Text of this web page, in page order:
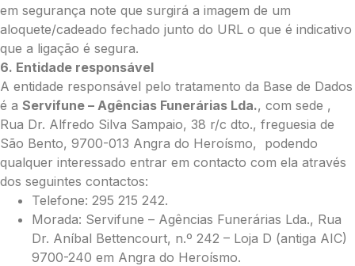
em segurança note que surgirá a imagem de um
aloquete/cadeado fechado junto do URL o que é indicativo
que a ligação é segura.
6. Entidade responsável
A entidade responsável pelo tratamento da Base de Dados
é a Servifune – Agências Funerárias Lda., com sede ,
Rua Dr. Alfredo Silva Sampaio, 38 r/c dto., freguesia de
São Bento, 9700-013 Angra do Heroísmo, podendo
qualquer interessado entrar em contacto com ela através
dos seguintes contactos:
Telefone: 295 215 242.
Morada: Servifune – Agências Funerárias Lda., Rua
Dr. Aníbal Bettencourt, n.º 242 – Loja D (antiga AIC)
9700-240 em Angra do Heroísmo.